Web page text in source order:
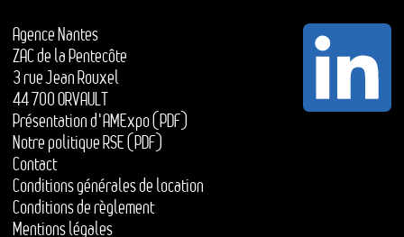
Agence Nantes
ZAC de la Pentecôte
3 rue Jean Rouxel
44 700 ORVAULT
Présentation d'AMExpo (PDF)
Notre politique RSE (PDF)
Contact
Conditions générales de location
Conditions de règlement
Mentions légales